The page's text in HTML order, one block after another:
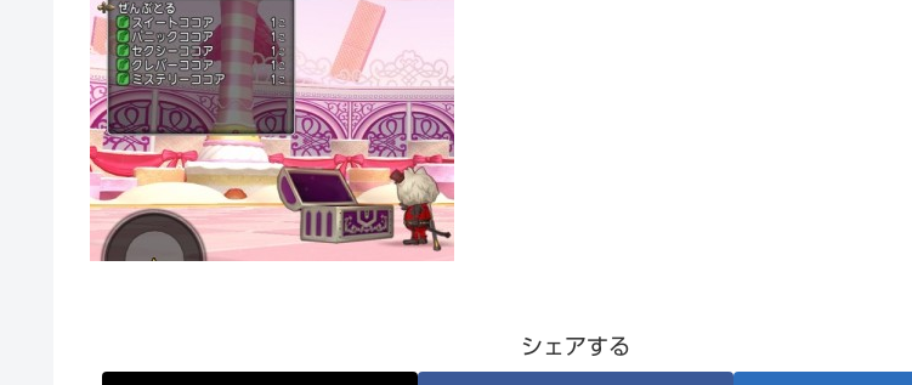
シェアする